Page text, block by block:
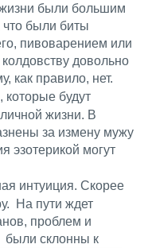
были большим
были биты
пивоварением или
довольно
как правило, нет.
будут
жизни. В
за измену мужу
эзотерикой могут
интуиция. Скорее
На пути ждет
проблем и
были склонны к